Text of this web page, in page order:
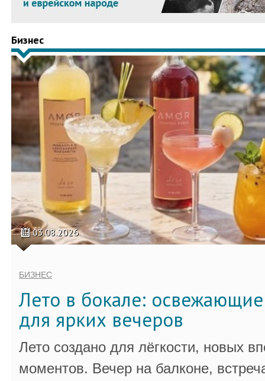
Бизнес
03.08.2026
БИЗНЕС
Лето в бокале:
для ярких вечеров
Лето создано для лёгкости, новых
моментов. Вечер на балконе,